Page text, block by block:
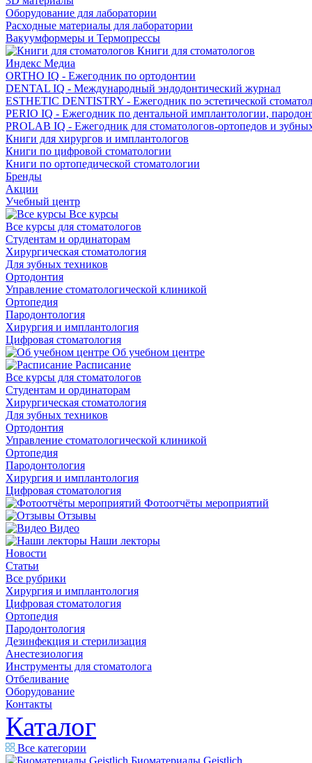
Оборудование для лаборатории
Расходные материалы для лаборатории
Вакуумформеры и Термопрессы
Книги для стоматологов
Индекс Медиа
ORTHO IQ - Ежегодник по ортодонтии
DENTAL IQ - Международный эндодонтический журнал
ESTHETIC DENTISTRY - Ежегодник по эстетической
PERIO IQ - Ежегодник по дентальной имплантологии,
PROLAB IQ - Ежегодник для стоматологов-ортопедов и
Книги для хирургов и имплантологов
Книги по цифровой стоматологии
Книги по ортопедической стоматологии
Бренды
Акции
Учебный центр
Все курсы
Все курсы для стоматологов
Студентам и ординаторам
Хирургическая стоматология
Для зубных техников
Ортодонтия
Управление стоматологической клиникой
Ортопедия
Пародонтология
Хирургия и имплантология
Цифровая стоматология
Об учебном центре
Расписание
Все курсы для стоматологов
Студентам и ординаторам
Хирургическая стоматология
Для зубных техников
Ортодонтия
Управление стоматологической клиникой
Ортопедия
Пародонтология
Хирургия и имплантология
Цифровая стоматология
Фотоотчёты мероприятий
Отзывы
Видео
Наши лекторы
Новости
Статьи
Все рубрики
Хирургия и имплантология
Цифровая стоматология
Ортопедия
Пародонтология
Дезинфекция и стерилизация
Анестезиология
Инструменты для стоматолога
Отбеливание
Оборудование
Контакты
Каталог
Все категории